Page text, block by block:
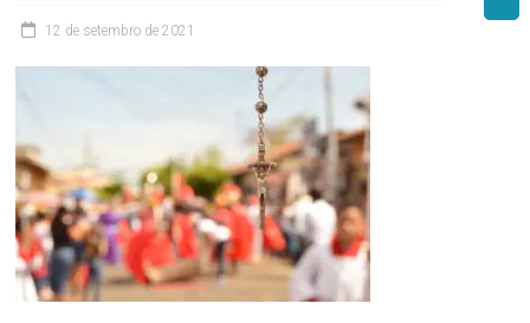
de
São
Região
Episcopal
Sé
–
Setor
Bom
12 de setembro de 2021